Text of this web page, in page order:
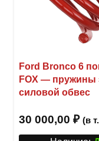
Ford Bronco 6
FOX — пружины
силовой обвес
30 000,00 ₽ (в